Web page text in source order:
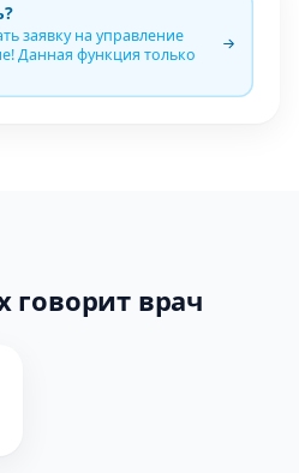
заявку на управление
Данная функция только
говорит врач